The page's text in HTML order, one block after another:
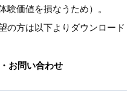
験価値を損なうため）。
の方は以下よりダウンロード
お問い合わせ